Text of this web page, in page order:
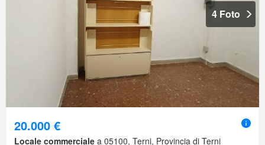
4 Foto
20.000 €
Locale commerciale a 05100, Terni, Provincia di Terni